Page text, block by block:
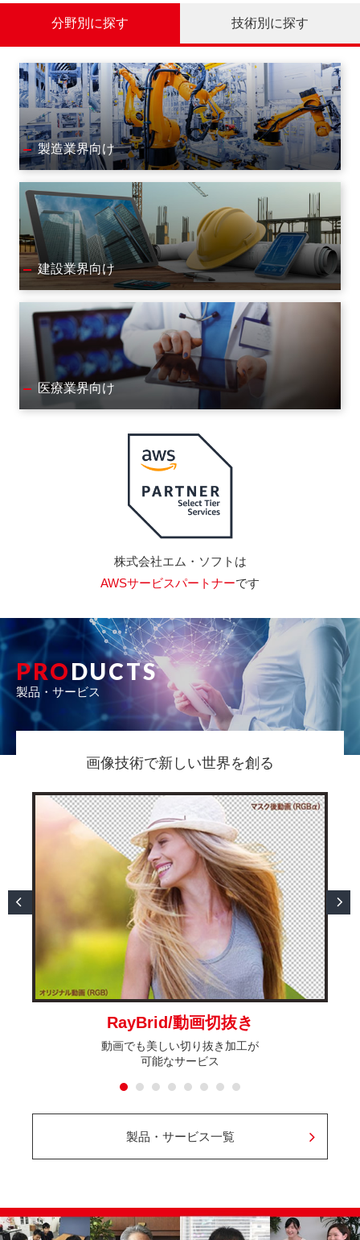
分野別に探す 技術別に探す
製造業界向け
建設業界向け
医療業界向け
株式会社エム・ソフトは
AWSサービスパートナーです
PRODUCTS
製品・サービス
画像技術で新しい世界を創る
RayBrid/動画切抜き
動画でも美しい切り抜き加工が
可能なサービス
製品・サービス一覧